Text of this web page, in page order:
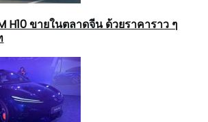
H10 ขายในตลาดจีน ด้วยราคาราว ๆ